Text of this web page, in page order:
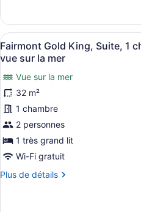
lit,
vue
sur
la
mer
(One
Bedroom)
Suite,
très
grand
lit,
vue
sur
la
mer
(One
Bedroom)
Afficher
toutes
les
photos
pour
ce
type
de
chambre :
Fairmont
Gold
6
Fairmont Gold King, Suite, 1
vue sur la mer
Vue sur la mer
32 m²
1 chambre
2 personnes
1 très grand lit
Wi-Fi gratuit
Plus de détails
Plus